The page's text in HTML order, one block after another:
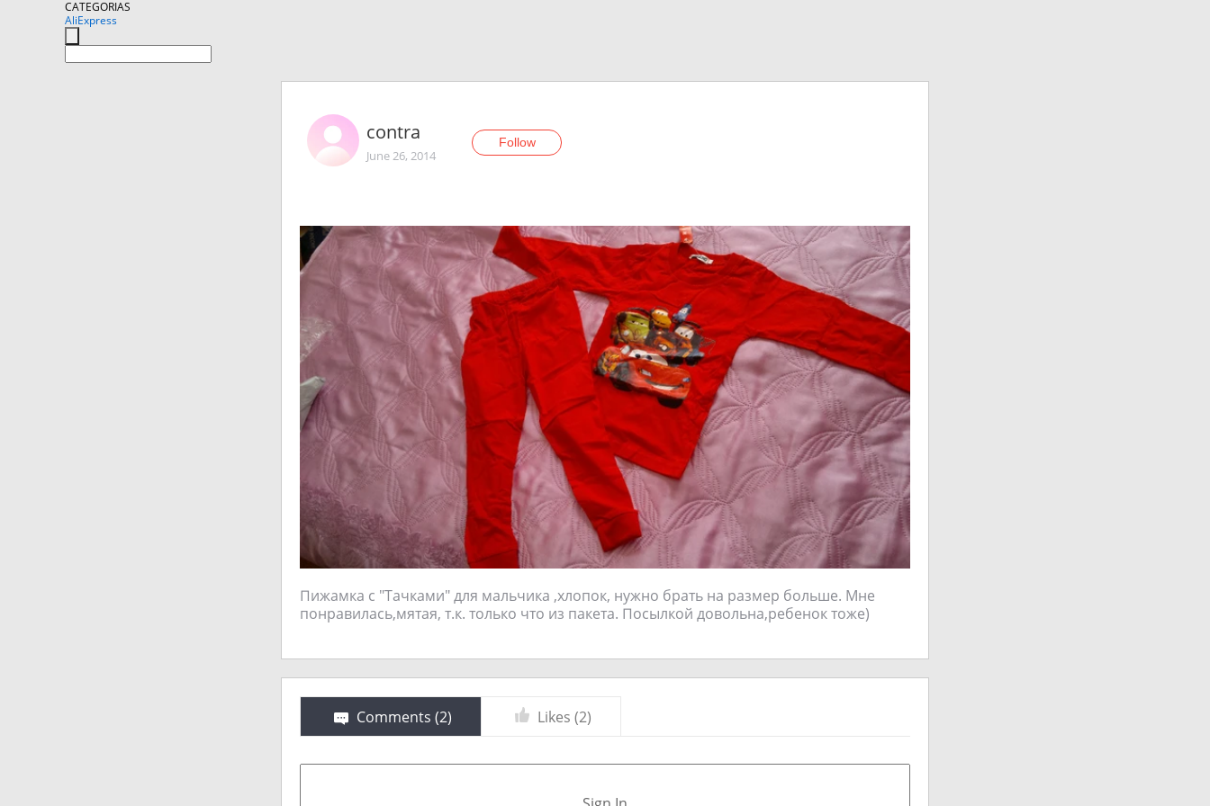
CATEGORIAS
AliExpress
contra
June 26, 2014
Follow
Пижамка с "Тачками" для мальчика ,хлопок, нужно брать на размер больше. Мне
понравилась,мятая, т.к. только что из пакета. Посылкой довольна,ребенок тоже)
Comments (2) Likes (2)